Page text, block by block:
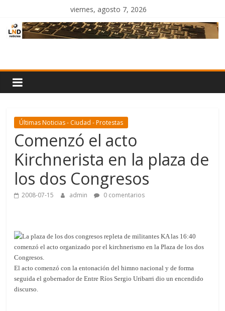
contenido
viernes, agosto 7, 2026
Noticias
Últimas Noticias - Ciudad - Protestas
Comenzó el acto
Kirchnerista en la plaza de
los dos Congresos
2008-07-15 admin 0 comentarios
A las 16:40
comenzó el acto organizado por el kirchnerismo en la Plaza de los dos
Congresos.
El acto comenzó con la entonación del himno nacional y de forma
seguida el gobernador de Entre Ríos Sergio Uribarri dio un encendido
discurso.